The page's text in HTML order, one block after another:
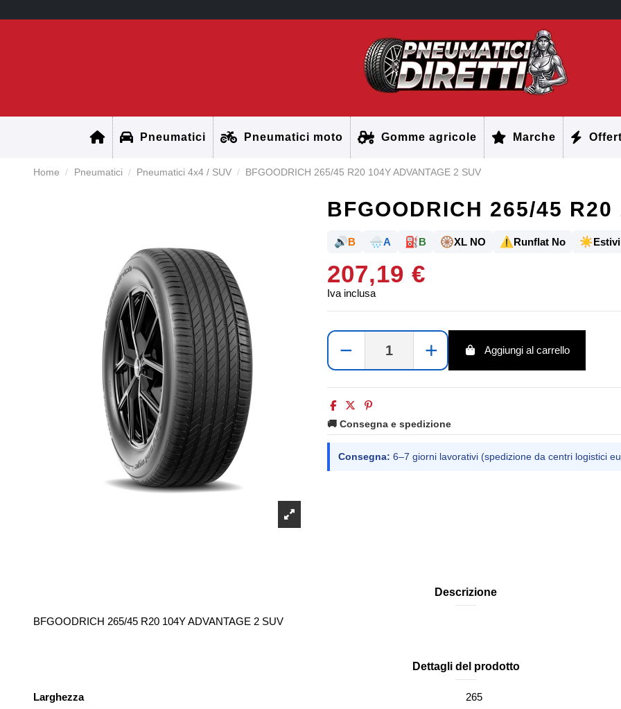
Pneumatici Pneumatici moto Gomme agricole Marche
Home Pneumatici Pneumatici 4x4 / SUV BFGOODRICH 265/45 R20 104Y ADVANTAGE 2 SUV
BFGOODRICH 265/45
🔊B 🌧️A ⛽B 🛞XL NO ⚠️Runflat No ☀️Estivi
207,19 €
Iva inclusa
− + Aggiungi al carrello
🚚 Consegna e spedizione
Consegna: 6–7 giorni lavorativi (spedizione da centri logistici
Descrizione
BFGOODRICH 265/45 R20 104Y ADVANTAGE 2 SUV
Dettagli del prodotto
Larghezza 265